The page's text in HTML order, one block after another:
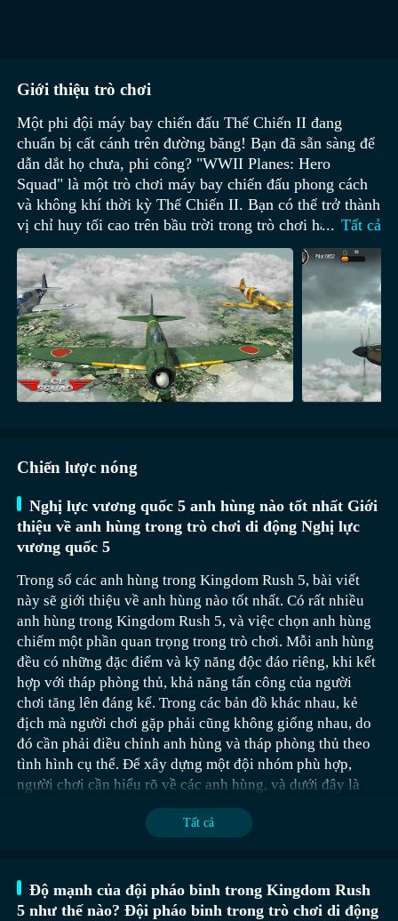
Giới thiệu trò chơi
Một phi đội máy bay chiến đấu Thế Chiến II đang
chuẩn bị cất cánh trên đường băng! Bạn đã sẵn sàng để
dẫn dắt họ chưa, phi công? "WWII Planes: Hero
Squad" là một trò chơi máy bay chiến đấu phong cách
và không khí thời kỳ Thế Chiến II. Bạn có thể trở thành
vị chỉ huy tối cao trên bầu trời trong trò chơi hành động
AAA này đầy kịch tính. Giải phóng sức mạnh của máy
bay của bạn, tấn công kho vũ khí trên đôi cánh chiến
đấu của kẻ địch, và chiếu sáng bầu trời với những vụ
nổ rực lửa trong các cuộc hỗn chiến trên không 3D.
Tham gia cùng người chơi từ khắp nơi trên thế giới,
tham gia vào trận chiến PvP cuối cùng, tranh giành
quyền thống trị không quân máy bay chiến đấu cổ điển.
Công nghệ hàng không quân sự mang đến cho bạn
nhiều loại máy bay đa dạng. Các tính năng chính của
Tham gia vào những cuộc hỗn chiến ngoạn mục với
giai đoạn - Các hoạt động hải quân và không quân
trong các môi trường khác nhau - Đồ họa AAA chất
lượng console: Ngập tràn trong môi trường 3D toàn
cảnh 360 độ: cảnh quan thành phố, sa mạc, núi non, đại
dương, v.v. - Điều khiển đơn giản và mượt mà trên
thiết bị di động, với cơ chế điều khiển trực quan và
thân thiện với người dùng - Đồ họa 3D chi tiết với hiệu
ứng đặc biệt ấn tượng. - Thiết kế dành cho tất cả các
thế hệ và mức độ kỹ năng của người chơi - Đồ họa 3D
chi tiết với hiệu ứng đặc biệt ấn tượng. - Máy quay
điện ảnh cho những pha tiêu diệt ấn tượng Nhảy vào
máy bay chiến đấu Thế Chiến II của bạn và bắn súng
cho đến khi bầu trời không còn kẻ địch! Bạn sẽ có thể
chiến đấu trên tất cả những chiếc máy bay đuổi bắt và
chặn không quân nổi tiếng nhất của thời đại chúng tôi,
cũng như trên các nguyên mẫu chiến đấu không quân
hàng đầu. Đừng chờ đợi nữa, phi công! Có thể tải ngay
không? Có gợi ý nào không? Chúng tôi rất muốn nghe
từ bạn.Một phi đội máy bay chiến đấu Thế Chiến II
... Tất cả
Chiến lược nóng
Nghị lực vương quốc 5 anh hùng nào tốt nhất Giới
thiệu về anh hùng trong trò chơi di động Nghị lực
vương quốc 5
Trong số các anh hùng trong Kingdom Rush 5, bài viết
này sẽ giới thiệu về anh hùng nào tốt nhất. Có rất nhiều
anh hùng trong Kingdom Rush 5, và việc chọn anh hùng
chiếm một phần quan trọng trong trò chơi. Mỗi anh hùng
đều có những đặc điểm và kỹ năng độc đáo riêng, khi kết
hợp với tháp phòng thủ, khả năng tấn công của người
chơi tăng lên đáng kể. Trong các bản đồ khác nhau, kẻ
địch mà người chơi gặp phải cũng không giống nhau, do
đó cần phải điều chỉnh anh hùng và tháp phòng thủ theo
tình hình cụ thể. Để xây dựng một đội nhóm phù hợp,
người chơi cần hiểu rõ về các anh hùng, và dưới đây là
chi tiết về các anh hùng trong Kingdom Rush 5.
Tất cả
Độ mạnh của đội pháo binh trong Kingdom Rush
5 như thế nào? Đội pháo binh trong trò chơi di động